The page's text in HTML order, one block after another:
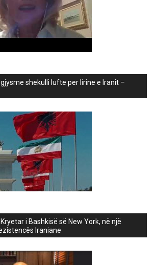
gjysme shekulli lufte per lirine e Iranit –
i Bashkisë së New York, në një
Iraniane